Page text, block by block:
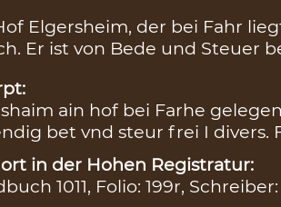
Elgersheim, der bei Fahr
Er ist von Bede und Steuer
ain hof bei Farhe
bet vnd steur frei I divers.
in der Hohen Registratur:
1011, Folio: 199r,